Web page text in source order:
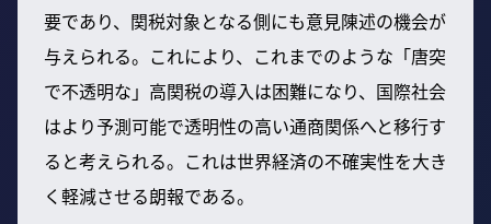
要であり、関税対象となる側にも意見陳述の機会が
与えられる。これにより、これまでのような「唐突
で不透明な」高関税の導入は困難になり、国際社会
はより予測可能で透明性の高い通商関係へと移行す
ると考えられる。これは世界経済の不確実性を大き
く軽減させる朗報である。